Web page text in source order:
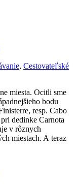
, Cestovateľské
miesta. Ocitli sme
bodu
resp. Cabo
dedinke Carnota
v rôznych
miestach. A teraz